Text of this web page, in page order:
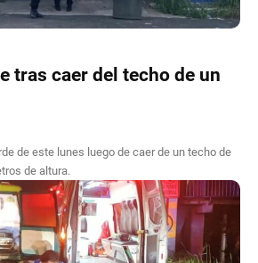
tras caer del techo de un
de este lunes luego de caer de un techo de
de altura.